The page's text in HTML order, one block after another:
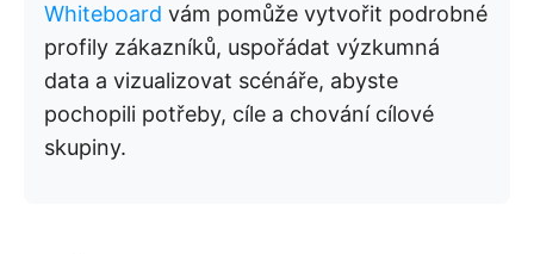
Whiteboard vám pomůže vytvořit podrobné
profily zákazníků, uspořádat výzkumná
data a vizualizovat scénáře, abyste
pochopili potřeby, cíle a chování cílové
skupiny.